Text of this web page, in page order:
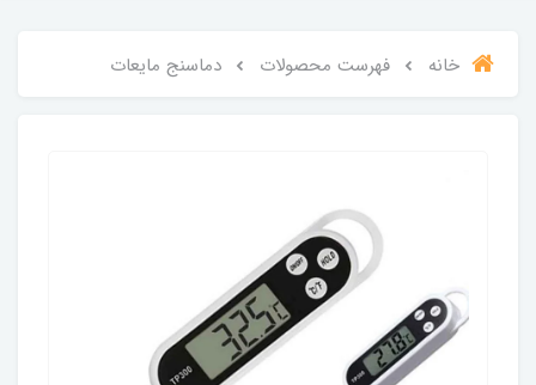
خانه فهرست محصولات دماسنج مایعات